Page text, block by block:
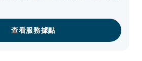
查看服務據點